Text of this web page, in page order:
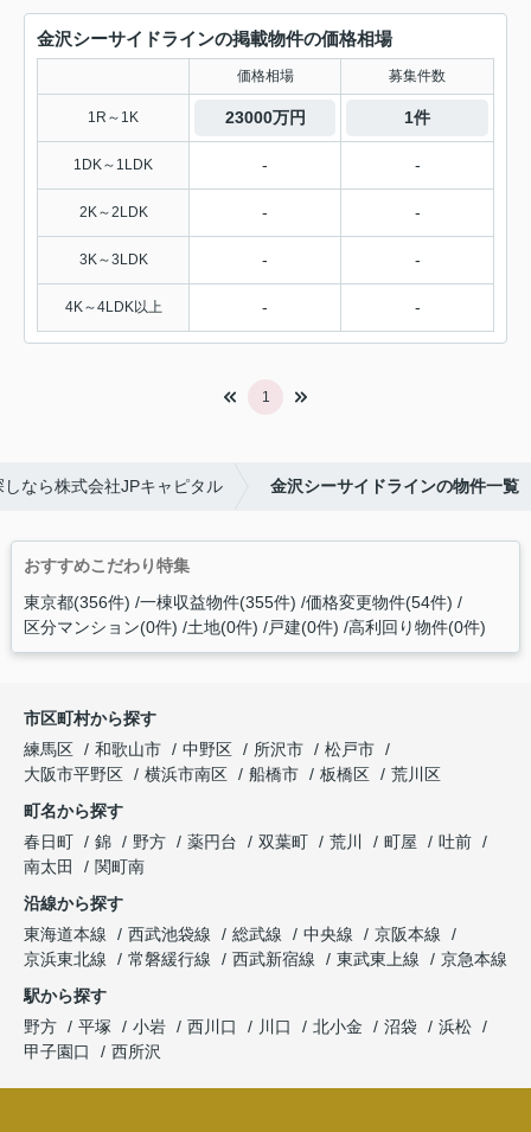
金沢シーサイドラインの掲載物件の価格相場
価格相場 募集件数
1R～1K 23000万円 1件
1DK～1LDK - -
2K～2LDK - -
3K～3LDK - -
4K～4LDK以上 - -
1
なら株式会社JPキャピタル 金沢シーサイドラインの物件一覧
おすすめこだわり特集
東京都(356件) 一棟収益物件(355件) 価格変更物件(54件)
区分マンション(0件) 土地(0件) 戸建(0件) 高利回り物件(0件)
市区町村から探す
練馬区
和歌山市 中野区 所沢市
松戸市
大阪市平野区
横浜市南区 船橋市 板橋区
荒川区
町名から探す
春日町
錦 野方 薬円台 双葉町 荒川 町屋
吐前
南太田
関町南
沿線から探す
東海道本線
西武池袋線 総武線 中央線
京阪本線
京浜東北線
常磐緩行線 西武新宿線 東武東上線
京急本線
駅から探す
野方
平塚 小岩 西川口 川口 北小金 沼袋
浜松
甲子園口
西所沢